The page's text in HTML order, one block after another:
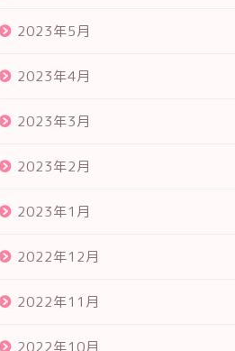
2023年5月
2023年4月
2023年3月
2023年2月
2023年1月
2022年12月
2022年11月